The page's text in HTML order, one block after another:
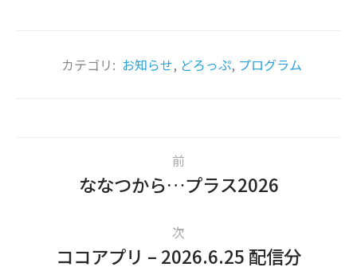
カテゴリ: お知らせ, どろっぷ, プログラム
前
ななつから…プラス2026
次
ココアプリ – 2026.6.25 配信分